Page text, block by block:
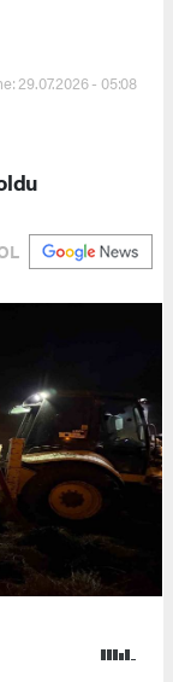
29.07.2026 - 05:08